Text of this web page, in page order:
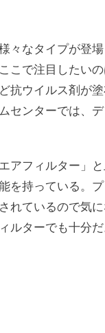
々なタイプが登
こで注目したい
抗ウイルス剤が
センターでは、
アフィルター」
を持っている。
れているので気
ルターでも十分だ